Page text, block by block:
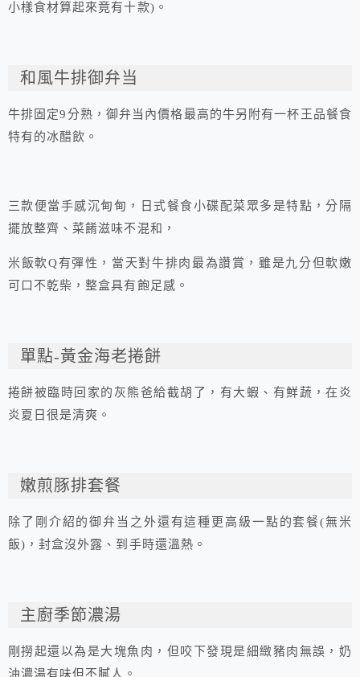
小樣食材算起來竟有十款)。
和風牛排御弁当
牛排固定9分熟，御弁当內價格最高的牛另附有一杯王品餐食
特有的冰醋飲。
三款便當手感沉甸甸，日式餐食小碟配菜眾多是特點，分隔
擺放整齊、菜餚滋味不混和，
米飯軟Q有彈性，當天對牛排肉最為讚賞，雖是九分但軟嫩
可口不乾柴，整盒具有飽足感。
單點-黃金海老捲餅
捲餅被臨時回家的灰熊爸給截胡了，有大蝦、有鮮蔬，在炎
炎夏日很是清爽。
嫩煎豚排套餐
除了剛介紹的御弁当之外還有這種更高級一點的套餐(無米
飯)，封盒沒外露、到手時還溫熱。
主廚季節濃湯
剛撈起還以為是大塊魚肉，但咬下發現是細緻豬肉無誤，奶
油濃湯有味但不膩人。